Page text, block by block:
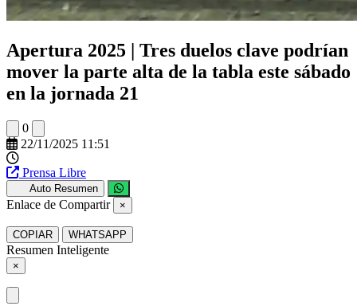
Apertura 2025 | Tres duelos clave podrían
mover la parte alta de la tabla este sábado
en la jornada 21
0
22/11/2025 11:51
Prensa Libre
Auto Resumen
Enlace de Compartir ×
COPIAR WHATSAPP
Resumen Inteligente
×